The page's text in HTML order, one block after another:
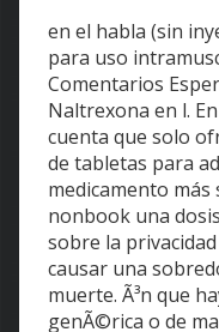
en el habla (sin
para uso
Comentarios
Naltrexona en l.
cuenta que solo
de tabletas para
medicamento más
nonbook una
sobre la
causar una
muerte. Ã³n que
genÃ©rica o de